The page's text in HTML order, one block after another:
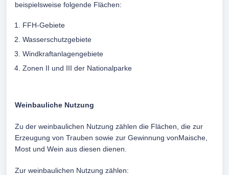
beispielsweise folgende Flächen:
FFH-Gebiete
Wasserschutzgebiete
Windkraftanlagengebiete
Zonen II und III der Nationalparke
Weinbauliche Nutzung
Zu der weinbaulichen Nutzung zählen die Flächen, die zur
Erzeugung von Trauben sowie zur Gewinnung vonMaische,
Most und Wein aus diesen dienen.
Zur weinbaulichen Nutzung zählen: